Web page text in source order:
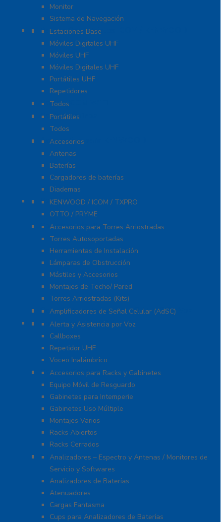
Monitor
Sistema de Navegación
Radios Comerciales ICOM / KENWOOD
Estaciones Base
Móviles Digitales UHF
Móviles UHF
Móviles Digitales UHF
Portátiles UHF
Repetidores
Radios ICOM WiFi
Todos
Radios Marinos
Portátiles
Todos
Accesorios para KENWOOD
Accesorios
Antenas
Baterías
Cargadores de baterías
Diademas
Refacciones
KENWOOD / ICOM / TXPRO
OTTO / PRYME
Torres y Mástiles
Accesorios para Torres Arriostradas
Torres Autosoportadas
Herramientas de Instalación
Lámparas de Obstrucción
Mástiles y Accesorios
Montajes de Techo/ Pared
Torres Arriostradas (Kits)
Cobertura para Celular 4G LTE, 3G y Voz
Amplificadores de Señal Celular (AdSC)
Soluciones RITRON
Alerta y Asistencia por Voz
Callboxes
Repetidor UHF
Voceo Inalámbrico
Racks y Gabinetes
Accesorios para Racks y Gabinetes
Equipo Móvil de Resguardo
Gabinetes para Intemperie
Gabinetes Uso Múltiple
Montajes Varios
Racks Abiertos
Racks Cerrados
Equipo de Laboratorio
Analizadores – Espectro y Antenas / Monitores de
Servicio y Softwares
Analizadores de Baterías
Atenuadores
Cargas Fantasma
Cups para Analizadores de Baterías